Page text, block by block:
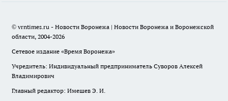
© vrntimes.ru - Новости Воронежа | Новости Воронежа и Воронежской
области, 2004-2026
Сетевое издание «Время Воронежа»
Учредитель: Индивидуальный предприниматель Суворов Алексей
Владимирович
Главный редактор: Имешев Э. И.